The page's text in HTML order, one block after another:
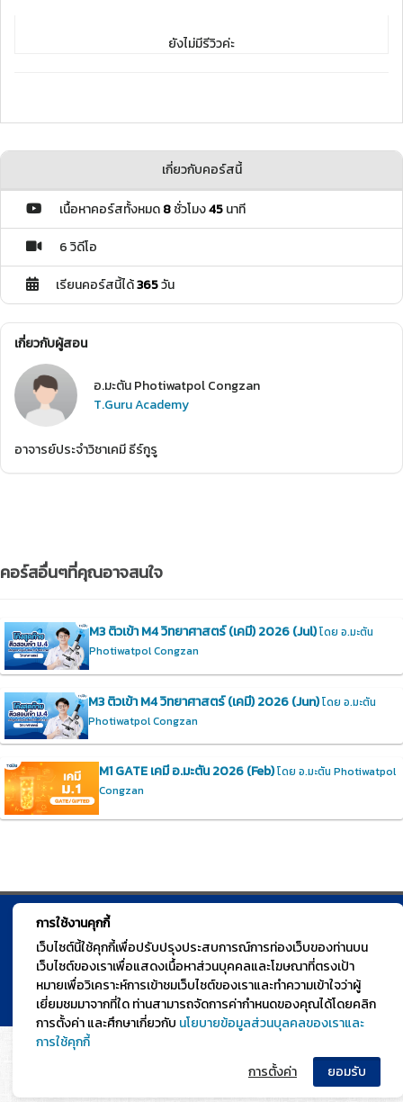
ยังไม่มีรีวิวค่ะ
เกี่ยวกับคอร์สนี้
เนื้อหาคอร์สทั้งหมด8ชั่วโมง45นาที
6 วิดีโอ
เรียนคอร์สนี้ได้365วัน
เกี่ยวกับผู้สอน
อ.มะตัน Photiwatpol Congzan
T.Guru Academy
อาจารย์ประจำวิชาเคมี ธีร์กูรู
คอร์สอื่นๆที่คุณอาจสนใจ
M3 ติวเข้า M4 วิทยาศาสตร์ (เคมี) 2026 (Jul)โดย อ.มะตัน
Photiwatpol Congzan
M3 ติวเข้า M4 วิทยาศาสตร์ (เคมี) 2026 (Jun)โดย อ.มะตัน
Photiwatpol Congzan
M1 GATE เคมี อ.มะตัน 2026 (Feb)โดย อ.มะตัน Photiwatpol
Congzan
การใช้งานคุกกี้
เว็บไซต์นี้ใช้คุกกี้เพื่อปรับปรุงประสบการณ์การท่องเว็บของท่านบน
เว็บไซต์ของเราเพื่อแสดงเนื้อหาส่วนบุคคลและโฆษณาที่ตรงเป้า
หมายเพื่อวิเคราะห์การเข้าชมเว็บไซต์ของเราและทำความเข้าใจว่าผู้
เยี่ยมชมมาจากที่ใด ท่านสามารถจัดการค่ากำหนดของคุณได้โดยคลิก
การตั้งค่า และศึกษาเกี่ยวกับ นโยบายข้อมูลส่วนบุลคลของเราและ
การใช้คุกกี้
การตั้งค่า
© TGURU.online 2026 All right reserved. v1.0 Powered by Course
Square